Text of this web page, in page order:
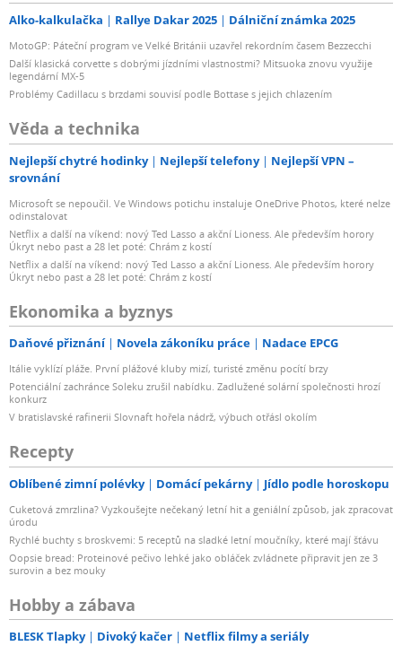
Alko-kalkulačka Rallye Dakar 2025 Dálniční známka 2025
MotoGP: Páteční program ve Velké Británii uzavřel rekordním časem Bezzecchi
Další klasická corvette s dobrými jízdními vlastnostmi? Mitsuoka znovu využije
legendární MX-5
Problémy Cadillacu s brzdami souvisí podle Bottase s jejich chlazením
Věda a technika
Nejlepší chytré hodinky Nejlepší telefony
Nejlepší VPN –
srovnání
Microsoft se nepoučil. Ve Windows potichu instaluje OneDrive Photos, které nelze
odinstalovat
Netflix a další na víkend: nový Ted Lasso a akční Lioness. Ale především horory
Úkryt nebo past a 28 let poté: Chrám z kostí
Netflix a další na víkend: nový Ted Lasso a akční Lioness. Ale především horory
Úkryt nebo past a 28 let poté: Chrám z kostí
Ekonomika a byznys
Daňové přiznání Novela zákoníku práce Nadace EPCG
Itálie vyklízí pláže. První plážové kluby mizí, turisté změnu pocítí brzy
Potenciální zachránce Soleku zrušil nabídku. Zadlužené solární společnosti hrozí
konkurz
V bratislavské rafinerii Slovnaft hořela nádrž, výbuch otřásl okolím
Recepty
Oblíbené zimní polévky Domácí pekárny Jídlo podle horoskopu
Cuketová zmrzlina? Vyzkoušejte nečekaný letní hit a geniální způsob, jak zpracovat
úrodu
Rychlé buchty s broskvemi: 5 receptů na sladké letní moučníky, které mají šťávu
Oopsie bread: Proteinové pečivo lehké jako obláček zvládnete připravit jen ze 3
surovin a bez mouky
Hobby a zábava
BLESK Tlapky Divoký kačer Netflix filmy a seriály